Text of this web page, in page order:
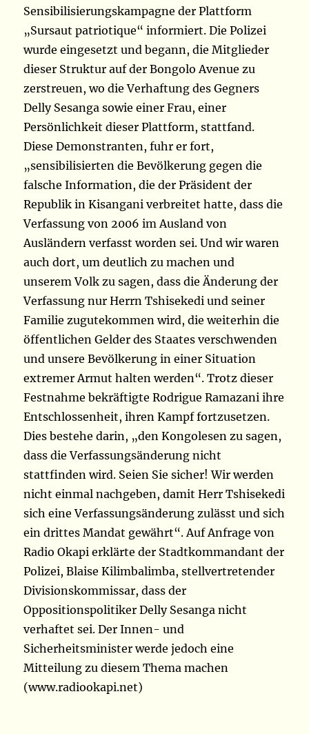
Sensibilisierungskampagne der Plattform
„Sursaut patriotique“ informiert. Die Polizei
wurde eingesetzt und begann, die Mitglieder
dieser Struktur auf der Bongolo Avenue zu
zerstreuen, wo die Verhaftung des Gegners
Delly Sesanga sowie einer Frau, einer
Persönlichkeit dieser Plattform, stattfand.
Diese Demonstranten, fuhr er fort,
„sensibilisierten die Bevölkerung gegen die
falsche Information, die der Präsident der
Republik in Kisangani verbreitet hatte, dass die
Verfassung von 2006 im Ausland von
Ausländern verfasst worden sei. Und wir waren
auch dort, um deutlich zu machen und
unserem Volk zu sagen, dass die Änderung der
Verfassung nur Herrn Tshisekedi und seiner
Familie zugutekommen wird, die weiterhin die
öffentlichen Gelder des Staates verschwenden
und unsere Bevölkerung in einer Situation
extremer Armut halten werden“. Trotz dieser
Festnahme bekräftigte Rodrigue Ramazani ihre
Entschlossenheit, ihren Kampf fortzusetzen.
Dies bestehe darin, „den Kongolesen zu sagen,
dass die Verfassungsänderung nicht
stattfinden wird. Seien Sie sicher! Wir werden
nicht einmal nachgeben, damit Herr Tshisekedi
sich eine Verfassungsänderung zulässt und sich
ein drittes Mandat gewährt“. Auf Anfrage von
Radio Okapi erklärte der Stadtkommandant der
Polizei, Blaise Kilimbalimba, stellvertretender
Divisionskommissar, dass der
Oppositionspolitiker Delly Sesanga nicht
verhaftet sei. Der Innen- und
Sicherheitsminister werde jedoch eine
Mitteilung zu diesem Thema machen
(www.radiookapi.net)